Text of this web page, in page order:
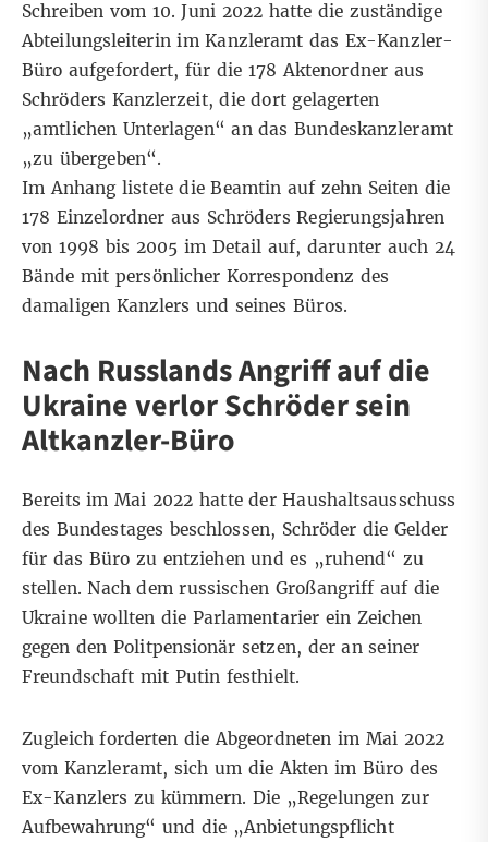
Schreiben vom 10. Juni 2022 hatte die zuständige
Abteilungsleiterin im Kanzleramt das Ex-Kanzler-
Büro aufgefordert, für die 178 Aktenordner aus
Schröders Kanzlerzeit, die dort gelagerten
„amtlichen Unterlagen“ an das Bundeskanzleramt
„zu übergeben“.
Im Anhang listete die Beamtin auf zehn Seiten die
178 Einzelordner aus Schröders Regierungsjahren
von 1998 bis 2005 im Detail auf, darunter auch 24
Bände mit persönlicher Korrespondenz des
damaligen Kanzlers und seines Büros.
Nach Russlands Angriff auf die
Ukraine verlor Schröder sein
Altkanzler-Büro
Bereits im Mai 2022 hatte der Haushaltsausschuss
des Bundestages beschlossen, Schröder die Gelder
für das Büro zu entziehen und es „ruhend“ zu
stellen. Nach dem russischen Großangriff auf die
Ukraine wollten die Parlamentarier ein Zeichen
gegen den Politpensionär setzen, der an seiner
Freundschaft mit Putin festhielt.
Zugleich forderten die Abgeordneten im Mai 2022
vom Kanzleramt, sich um die Akten im Büro des
Ex-Kanzlers zu kümmern. Die „Regelungen zur
Aufbewahrung“ und die „Anbietungspflicht